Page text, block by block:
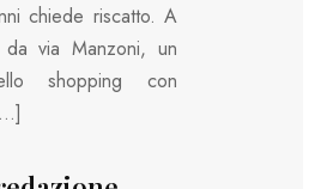
chiede riscatto. A
via Manzoni, un
shopping con